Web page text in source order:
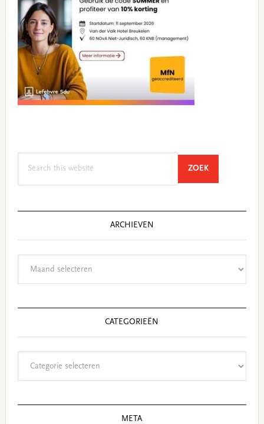
ZOEKSEARCH
ARCHIEVEN
CATEGORIEËN
META